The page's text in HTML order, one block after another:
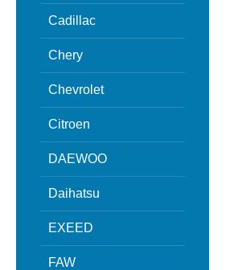
Cadillac
Chery
Chevrolet
Citroen
DAEWOO
Daihatsu
EXEED
FAW